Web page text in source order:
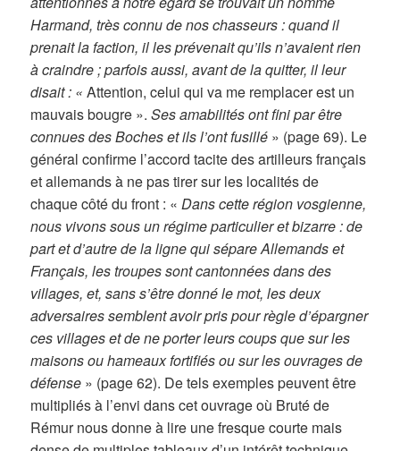
Harmand, très connu de nos chasseurs : quand il
prenait la faction, il les prévenait qu’ils n’avaient rien
à craindre ; parfois aussi, avant de la quitter, il leur
disait : «Attention, celui qui va me remplacer est un
mauvais bougre ».Ses amabilités ont fini par être
connues des Boches et ils l’ont fusillé » (page 69). Le
général confirme l’accord tacite des artilleurs français
et allemands à ne pas tirer sur les localités de
chaque côté du front : «Dans cette région vosgienne,
nous vivons sous un régime particulier et bizarre : de
part et d’autre de la ligne qui sépare Allemands et
Français, les troupes sont cantonnées dans des
villages, et, sans s’être donné le mot, les deux
adversaires semblent avoir pris pour règle d’épargner
ces villages et de ne porter leurs coups que sur les
maisons ou hameaux fortifiés ou sur les ouvrages de
défense » (page 62). De tels exemples peuvent être
multipliés à l’envi dans cet ouvrage où Bruté de
Rémur nous donne à lire une fresque courte mais